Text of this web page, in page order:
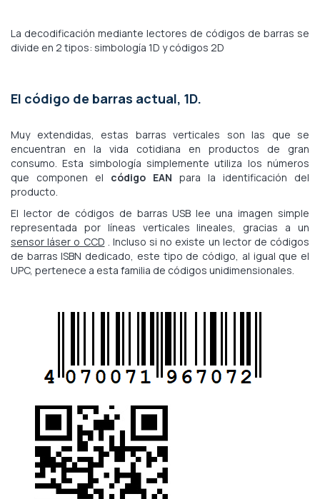
La decodificación mediante lectores de códigos de barras se
divide en 2 tipos: simbología 1D y códigos 2D
El código de barras actual, 1D.
Muy extendidas, estas barras verticales son las que se
encuentran en la vida cotidiana en productos de gran
consumo. Esta simbología simplemente utiliza los números
que componen el código EAN para la identificación del
producto.
El lector de códigos de barras USB lee una imagen simple
representada por líneas verticales lineales, gracias a un
sensor láser o CCD . Incluso si no existe un lector de códigos
de barras ISBN dedicado, este tipo de código, al igual que el
UPC, pertenece a esta familia de códigos unidimensionales.